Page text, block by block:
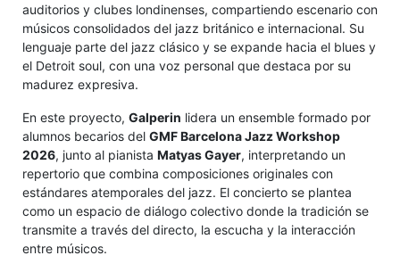
auditorios y clubes londinenses, compartiendo escenario con
músicos consolidados del jazz británico e internacional. Su
lenguaje parte del jazz clásico y se expande hacia el blues y
el Detroit soul, con una voz personal que destaca por su
madurez expresiva.
En este proyecto, Galperin lidera un ensemble formado por
alumnos becarios del GMF Barcelona Jazz Workshop
2026, junto al pianista Matyas Gayer, interpretando un
repertorio que combina composiciones originales con
estándares atemporales del jazz. El concierto se plantea
como un espacio de diálogo colectivo donde la tradición se
transmite a través del directo, la escucha y la interacción
entre músicos.